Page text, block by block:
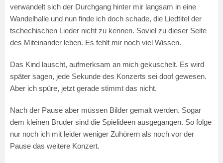
verwandelt sich der Durchgang hinter mir langsam in eine
Wandelhalle und nun finde ich doch schade, die Liedtitel der
tschechischen Lieder nicht zu kennen. Soviel zu dieser Seite
des Miteinander leben. Es fehlt mir noch viel Wissen.
Das Kind lauscht, aufmerksam an mich gekuschelt. Es wird
später sagen, jede Sekunde des Konzerts sei doof gewesen.
Aber ich spüre, jetzt gerade stimmt das nicht.
Nach der Pause aber müssen Bilder gemalt werden. Sogar
dem kleinen Bruder sind die Spielideen ausgegangen. So folge
nur noch ich mit leider weniger Zuhörern als noch vor der
Pause das weitere Konzert.